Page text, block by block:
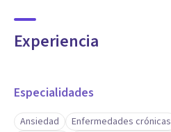
Experiencia
Especialidades
Ansiedad Enfermedades crónicas